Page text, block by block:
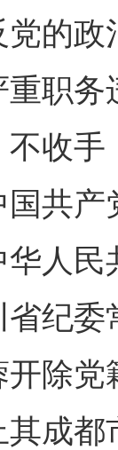
政
职
收
共
人
纪
除
成